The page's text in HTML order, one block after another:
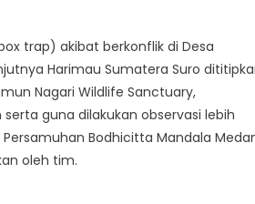
trap) akibat berkonflik di Desa
Harimau Sumatera Suro
Nagari Wildlife Sanctuary,
guna dilakukan observasi lebih
Persamuhan Bodhicitta Mandala
oleh tim.